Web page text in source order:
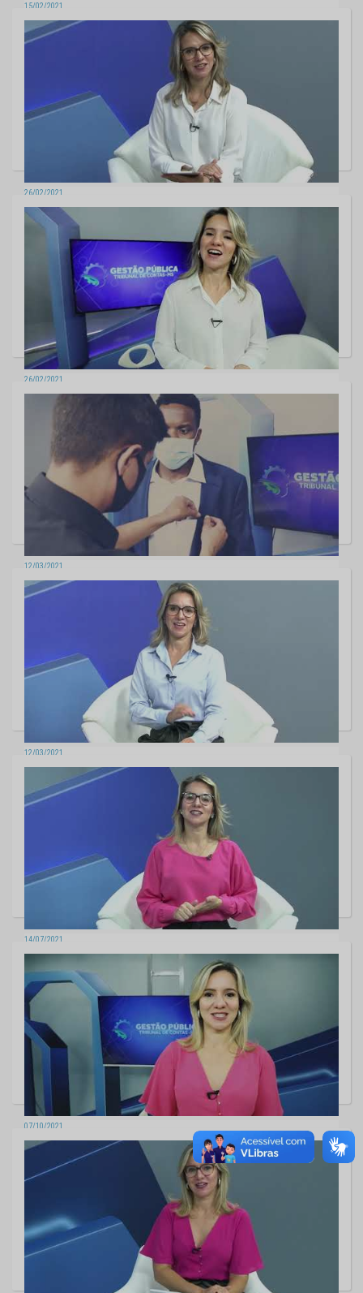
15/02/2021
Gestão Pública
26/02/2021
Gestão Pública - Transformação Digital
26/02/2021
Gestão Pública - Chamada
12/03/2021
Gestão Pública - Chamada
12/03/2021
Gestão Pública - Saúde
14/07/2021
Gestão Pública - Logística Reversa
07/10/2021
Gestão Pública - chamada